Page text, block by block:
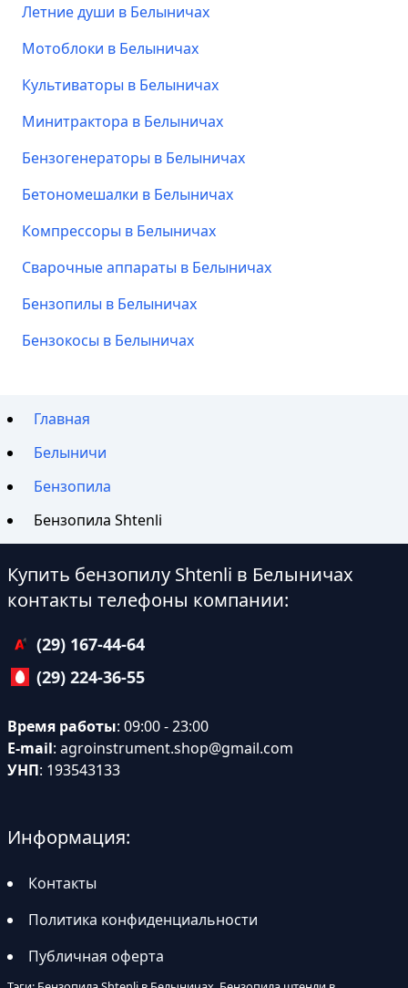
Летние души в Белыничах
Мотоблоки в Белыничах
Культиваторы в Белыничах
Минитрактора в Белыничах
Бензогенераторы в Белыничах
Бетономешалки в Белыничах
Компрессоры в Белыничах
Сварочные аппараты в Белыничах
Бензопилы в Белыничах
Бензокосы в Белыничах
Главная
Белыничи
Бензопила
Бензопила Shtenli
Купить бензопилу Shtenli в Белыничах
контакты телефоны компании:
(29) 167-44-64
(29) 224-36-55
Время работы: 09:00 - 23:00
E-mail: agroinstrument.shop@gmail.com
УНП: 193543133
Информация:
Контакты
Политика конфиденциальности
Публичная оферта